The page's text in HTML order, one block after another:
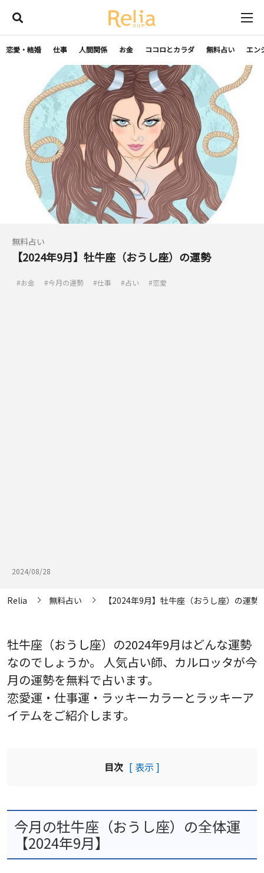
恋愛・結婚 仕事 人間関係 お金 ココロとカラダ 無料占い エン
無料占い
【2024年9月】牡牛座（おうし座）の運勢
お金 今月の運勢 仕事 占い 恋愛
2024/08/28
Relia 無料占い 【2024年9月】牡牛座（おうし座）の運勢
牡牛座（おうし座）の2024年9月はどんな運勢
なのでしょうか。 人気占い師、カルロッタが今
月の運勢を無料で占います。
恋愛運・仕事運・ラッキーカラーとラッキーア
イテムをご紹介します。
目次 [ 表示 ]
今月の牡牛座（おうし座）の全体運
【2024年9月】